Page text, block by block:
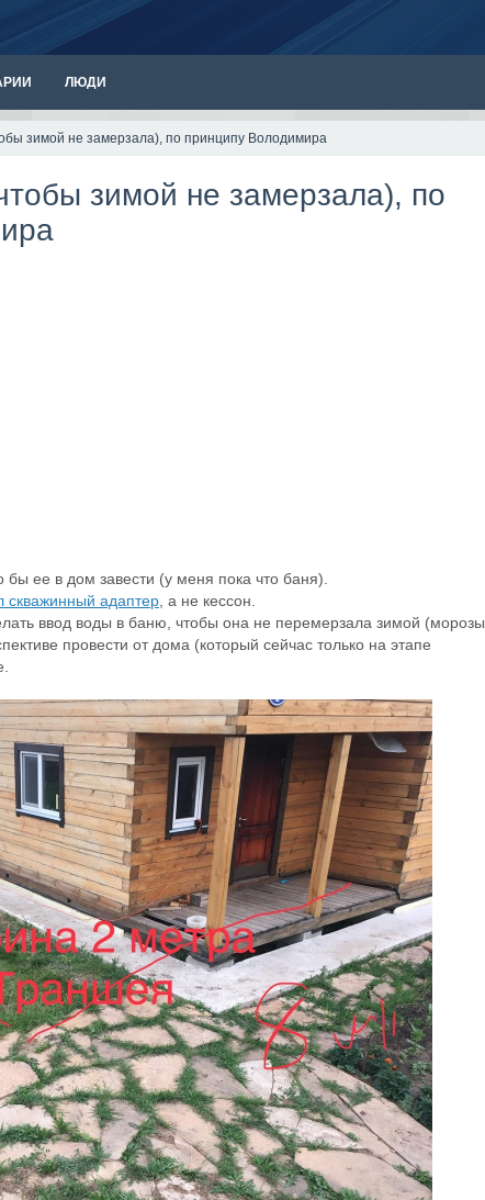
ЛЮДИ
зимой не замерзала), по принципу Володимира
зимой не замерзала), по
ее в дом завести (у меня пока что баня).
скважинный адаптер , а не кессон.
ввод воды в баню, чтобы она не перемерзала зимой (морозы
провести от дома (который сейчас только на этапе